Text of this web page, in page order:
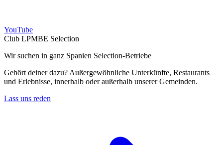
YouTube
Club LPMBE Selection
Wir suchen in ganz Spanien Selection-Betriebe
Gehört deiner dazu? Außergewöhnliche Unterkünfte, Restaurants
und Erlebnisse, innerhalb oder außerhalb unserer Gemeinden.
Lass uns reden